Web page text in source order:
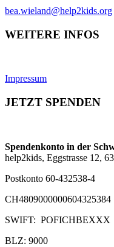
bea.wieland@help2kids.org
WEITERE INFOS
Impressum
JETZT SPENDEN
Spendenkonto in der
help2kids, Eggstrasse 12,
Postkonto 60-432538-4
CH4809000000604325384
SWIFT: POFICHBEXXX
BLZ: 9000